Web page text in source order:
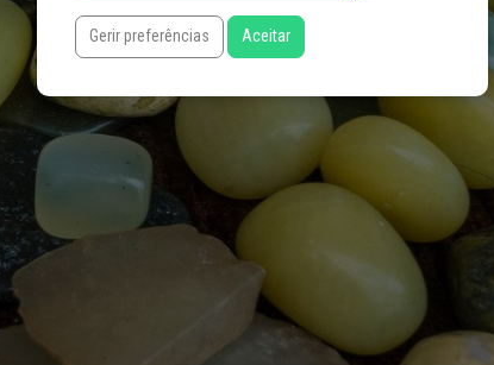
Gerir preferências Aceitar